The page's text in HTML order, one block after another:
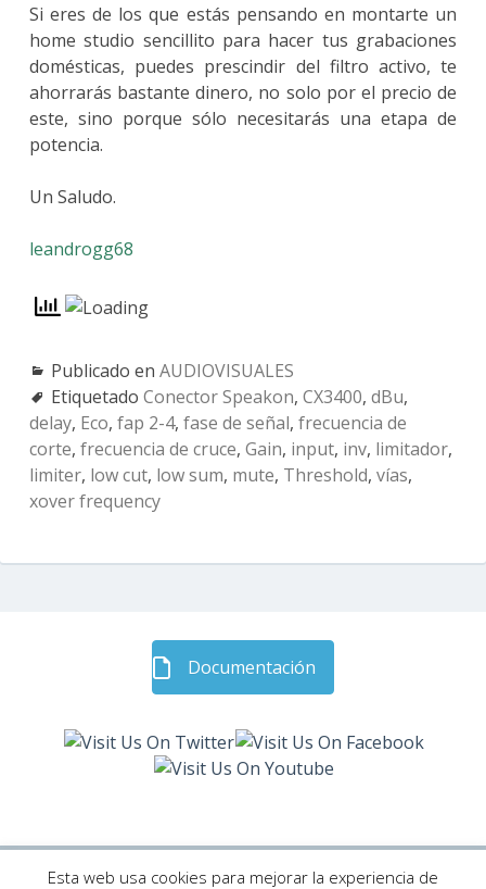
Si eres de los que estás pensando en montarte un
home studio sencillito para hacer tus grabaciones
domésticas, puedes prescindir del filtro activo, te
ahorrarás bastante dinero, no solo por el precio de
este, sino porque sólo necesitarás una etapa de
potencia.
Un Saludo.
leandrogg68
Publicado en AUDIOVISUALES
Etiquetado Conector Speakon, CX3400, dBu,
delay, Eco, fap 2-4, fase de señal, frecuencia de
corte, frecuencia de cruce, Gain, input, inv, limitador,
limiter, low cut, low sum, mute, Threshold, vías,
xover frequency
subsidiaria
Documentación
Esta web usa cookies para mejorar la experiencia de